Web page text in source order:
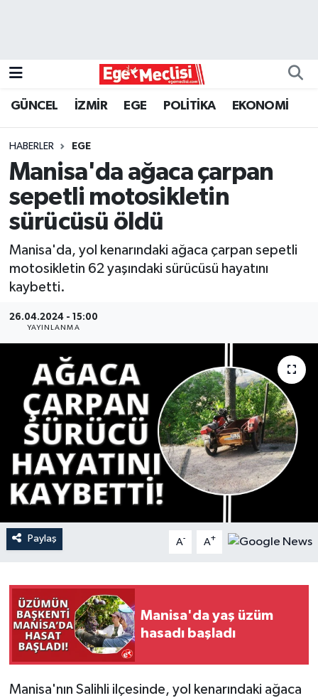
GÜNCEL İZMİR EGE POLİTİKA EKONOMİ
HABERLER EGE
Manisa'da ağaca çarpan
sepetli motosikletin
sürücüsü öldü
Manisa'da, yol kenarındaki ağaca çarpan sepetli
motosikletin 62 yaşındaki sürücüsü hayatını
kaybetti.
26.04.2024 - 15:00
YAYINLANMA
Paylaş A- A+
Manisa'da yaş üzüm
hasadı başladı
Manisa'nın Salihli ilçesinde, yol kenarındaki ağaca
GÜNCEL
İZMİR
ÖZEL HABER
Programlar
YAŞAM